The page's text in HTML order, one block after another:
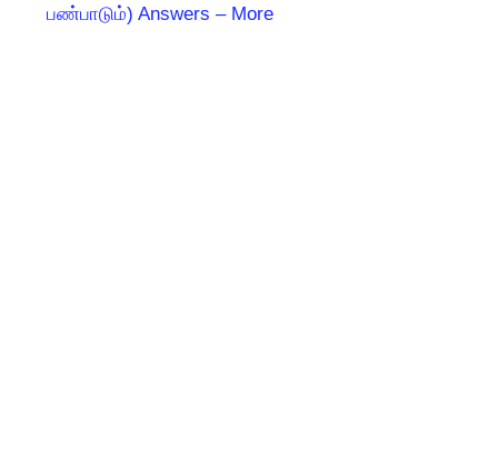
பண்பாடும்) Answers – More